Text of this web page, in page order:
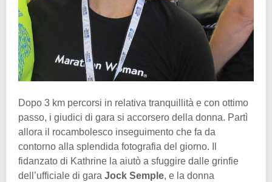
Dopo 3 km percorsi in relativa tranquillità e con ottimo
passo, i giudici di gara si accorsero della donna. Partì
allora il rocambolesco inseguimento che fa da
contorno alla splendida fotografia del giorno. Il
fidanzato di Kathrine la aiutò a sfuggire dalle grinfie
dell’ufficiale di gara Jock Semple, e la donna